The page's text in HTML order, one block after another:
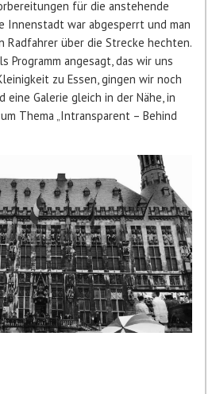
für die anstehende
Innenstadt war abgesperrt und man
Radfahrer über die Strecke hechten.
Programm angesagt, das wir uns
zu Essen, gingen wir noch
eine Galerie gleich in der Nähe, in
Thema „Intransparent – Behind